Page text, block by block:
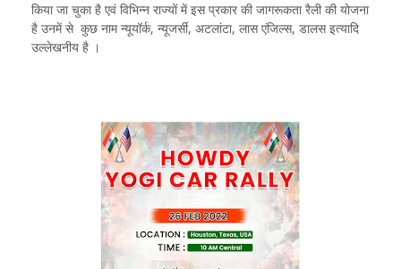
किया जा चुका है एवं विभिन्न राज्यों में इस प्रकार की जागरूकता रैली की योजना
है उनमें से कुछ नाम न्यूयॉर्क, न्यूजर्सी, अटलांटा, लास एंजिल्स, डालस इत्यादि
उल्लेखनीय है ।